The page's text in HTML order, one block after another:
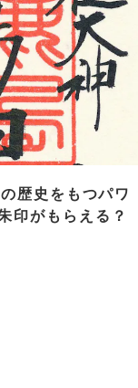
歴史をもつパワ
印がもらえる？